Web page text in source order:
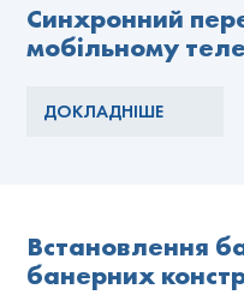
Синхронний
мобільному
ДОКЛАДНІШЕ
Встановлення
банерних